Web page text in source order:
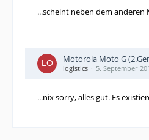
...scheint neben dem anderen
Motorola Moto G
logistics 5. September
...nix sorry, alles gut. Es